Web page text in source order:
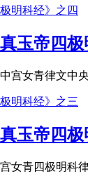
玉帝四极
宫女青律文中
玉帝四
女青四极明科